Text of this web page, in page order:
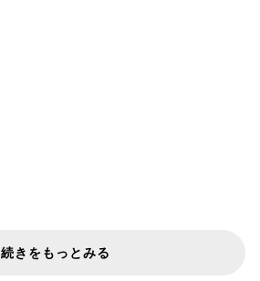
続きをもっとみる